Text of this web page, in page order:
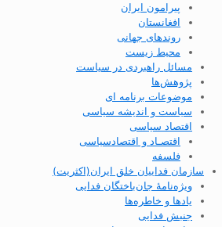
پیرامون ایران
افغانستان
روندهای جهانی
محیط زیست
مسائل راهبردی در سیاست
پژوهش‌ها
موضوعات برنامه ای
سیاست و اندیشه سیاسی
اقتصاد سیاسی
اقتصـاد و اقتصاد‌سیاسی
فلسفه
سازمان فداییان خلق ایران(اکثریت)
ویژه‌نامهٔ جان‌باختگان فدایی
یادها و خاطره‌ها
جنبش فدایی